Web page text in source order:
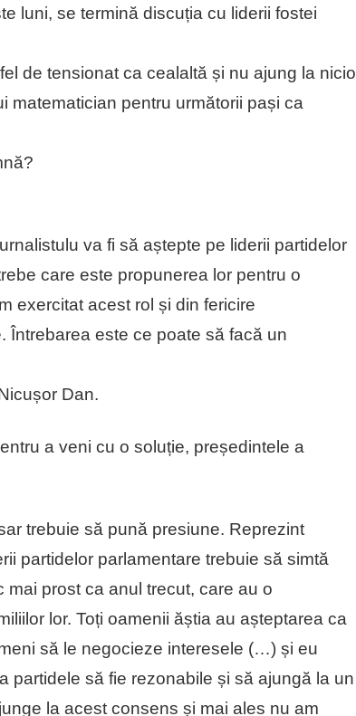
luni, se termină discuția cu liderii fostei
de tensionat ca cealaltă și nu ajung la nicio
matematician pentru următorii pași ca
va fi să aștepte pe liderii partidelor
care este propunerea lor pentru o
exercitat acest rol și din fericire
Întrebarea este ce poate să facă un
Dan.
a veni cu o soluție, președintele a
trebuie să pună presiune. Reprezint
partidelor parlamentare trebuie să simtă
prost ca anul trecut, care au o
lor. Toți oamenii ăștia au așteptarea ca
să le negocieze interesele (…) și eu
partidele să fie rezonabile și să ajungă la un
la acest consens și mai ales nu am